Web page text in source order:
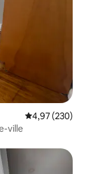
Évaluation
4,97 (230)
ville